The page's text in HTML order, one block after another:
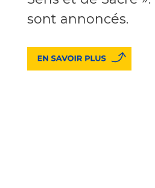
sont annoncés.